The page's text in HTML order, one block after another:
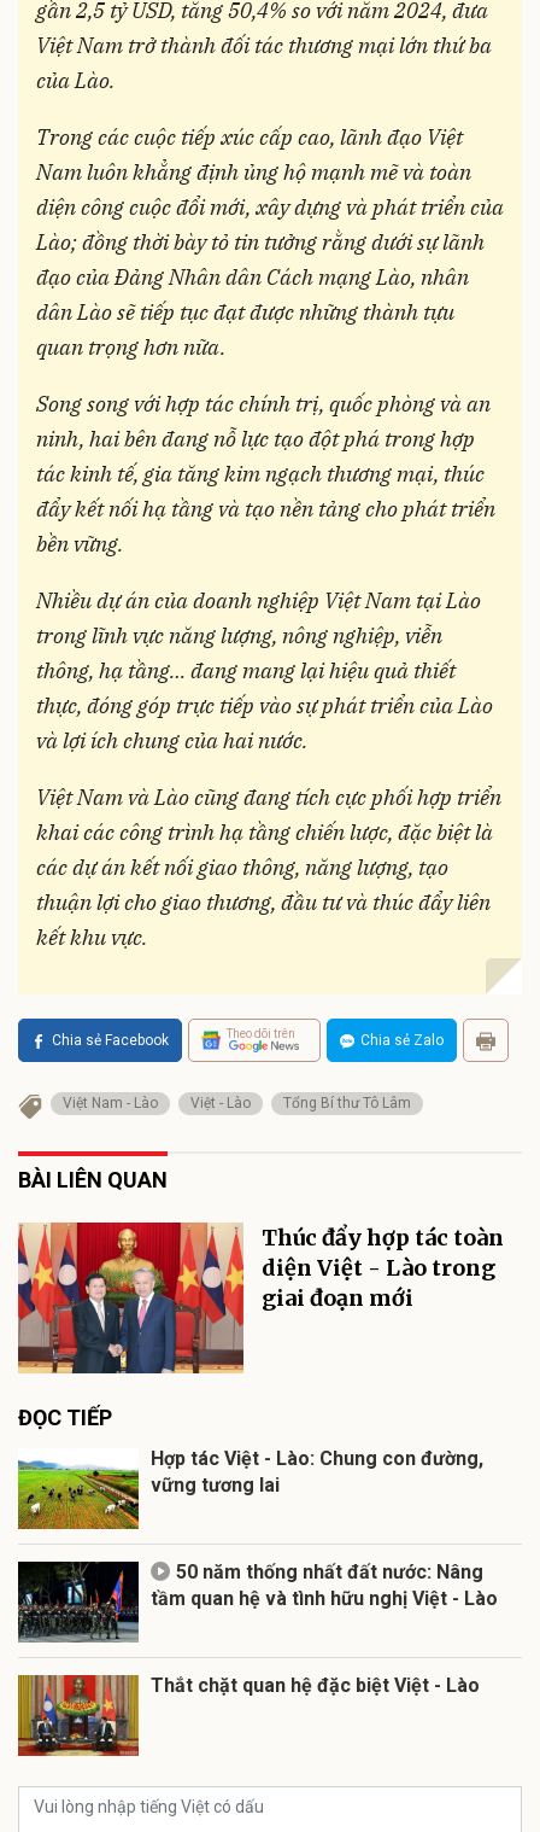
gần 2,5 tỷ USD, tăng 50,4% so với năm 2024, đưa
Việt Nam trở thành đối tác thương mại lớn thứ ba
của Lào.
Trong các cuộc tiếp xúc cấp cao, lãnh đạo Việt
Nam luôn khẳng định ủng hộ mạnh mẽ và toàn
diện công cuộc đổi mới, xây dựng và phát triển của
Lào; đồng thời bày tỏ tin tưởng rằng dưới sự lãnh
đạo của Đảng Nhân dân Cách mạng Lào, nhân
dân Lào sẽ tiếp tục đạt được những thành tựu
quan trọng hơn nữa.
Song song với hợp tác chính trị, quốc phòng và an
ninh, hai bên đang nỗ lực tạo đột phá trong hợp
tác kinh tế, gia tăng kim ngạch thương mại, thúc
đẩy kết nối hạ tầng và tạo nền tảng cho phát triển
bền vững.
Nhiều dự án của doanh nghiệp Việt Nam tại Lào
trong lĩnh vực năng lượng, nông nghiệp, viễn
thông, hạ tầng… đang mang lại hiệu quả thiết
thực, đóng góp trực tiếp vào sự phát triển của Lào
và lợi ích chung của hai nước.
Việt Nam và Lào cũng đang tích cực phối hợp triển
khai các công trình hạ tầng chiến lược, đặc biệt là
các dự án kết nối giao thông, năng lượng, tạo
thuận lợi cho giao thương, đầu tư và thúc đẩy liên
kết khu vực.
Chia sẻ Facebook Theo dõi trên Chia sẻ Zalo
Việt Nam - Lào Việt - Lào Tổng Bí thư Tô Lâm
BÀI LIÊN QUAN
Thúc đẩy hợp tác toàn
diện Việt - Lào trong
giai đoạn mới
ĐỌC TIẾP
Hợp tác Việt - Lào: Chung con đường,
vững tương lai
50 năm thống nhất đất nước: Nâng
tầm quan hệ và tình hữu nghị Việt - Lào
Thắt chặt quan hệ đặc biệt Việt - Lào